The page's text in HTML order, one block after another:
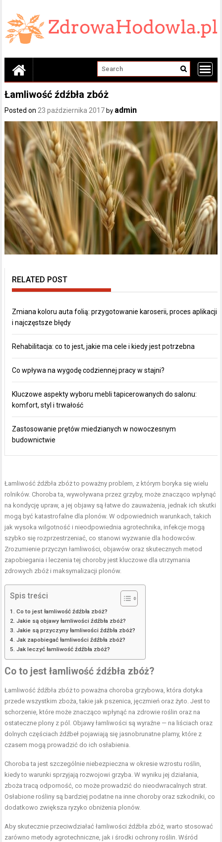
content
Łamliwość źdźbła zbóż
Posted on23 października 2017 by admin
RELATED POST
Zmiana koloru auta folią: przygotowanie karoserii, proces aplikacji
i najczęstsze błędy
Rehabilitacja: co to jest, jakie ma cele i kiedy jest potrzebna
Co wpływa na wygodę codziennej pracy w stajni?
Kluczowe aspekty wyboru mebli tapicerowanych do salonu:
komfort, styl i trwałość
Zastosowanie prętów miedzianych w nowoczesnym
budownictwie
Łamliwość źdźbła zbóż to poważny problem, z którym boryka się wielu
rolników. Choroba ta, wywoływana przez grzyby, może znacząco wpłynąć
na kondycję upraw, a jej objawy są łatwe do zauważenia, jednak ich skutki
mogą być katastrofalne dla plonów. W odpowiednich warunkach, takich
jak wysoka wilgotność i nieodpowiednia agrotechnika, infekcje mogą
szybko się rozprzestrzeniać, co stanowi wyzwanie dla hodowców.
Zrozumienie przyczyn łamliwości, objawów oraz skutecznych metod
zapobiegania i leczenia tej choroby jest kluczowe dla utrzymania
zdrowych zbóż i maksymalizacji plonów.
Spis treści
Co to jest łamliwość źdźbła zbóż?
Jakie są objawy łamliwości źdźbła zbóż?
Jakie są przyczyny łamliwości źdźbła zbóż?
Jak zapobiegać łamliwości źdźbła zbóż?
Jak leczyć łamliwość źdźbła zbóż?
Co to jest łamliwość źdźbła zbóż?
Łamliwość źdźbła zbóż to poważna choroba grzybowa, która dotyka
przede wszystkim zboża, takie jak pszenica, jęczmień oraz żyto. Jest to
schorzenie, które może znacząco wpłynąć na zdrowie roślin oraz na
ostateczne plony z pól. Objawy łamliwości są wyraźne — na liściach oraz
dolnych częściach źdźbeł pojawiają się jasnobrunatne plamy, które z
czasem mogą prowadzić do ich osłabienia.
Choroba ta jest szczególnie niebezpieczna w okresie wzrostu roślin,
kiedy to warunki sprzyjają rozwojowi grzyba. W wyniku jej działania,
zboża tracą odporność, co może prowadzić do nieodwracalnych strat.
Osłabione rośliny są bardziej podatne na inne choroby oraz szkodniki, co
dodatkowo zwiększa ryzyko obniżenia plonów.
Aby skutecznie przeciwdziałać łamliwości źdźbła zbóż, warto stosować
zarówno metody agrotechniczne, jak i środki ochrony roślin. Wśród